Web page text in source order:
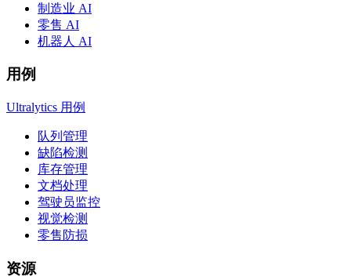
制造业 AI
零售 AI
机器人 AI
用例
Ultralytics 用例
队列管理
缺陷检测
库存管理
文档处理
驾驶员监控
视觉检测
零售防损
资源